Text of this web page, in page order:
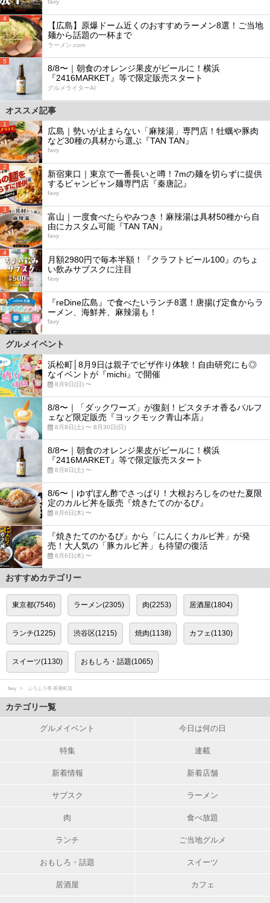
favy
4
【広島】原爆ドーム近くのおすすめラーメン8選！ご当地
麺から話題の一杯まで
ラーメン.com
5
8/8〜｜朝食のオレンジ果皮がビールに！横浜
『2416MARKET』等で限定販売スタート
グルメライターAI
オススメ記事
1
広島｜勢いが止まらない「麻辣湯」専門店！牡蠣や豚肉
など30種の具材から選ぶ『TAN TAN』
favy
2
新宿東口｜東京で一番長いと噂！7mの麺を切らずに提供
するビャンビャン麺専門店『秦唐記』
favy
3
富山｜一度食べたらやみつき！麻辣湯は具材50種から自
由にカスタム可能『TAN TAN』
favy
4
月額2980円で毎本半額！『クラフトビール100』のちょ
い飲みサブスクに注目
favy
5
『reDine広島』で食べたいランチ8選！唐揚げ定食からラ
ーメン、海鮮丼、麻辣湯も！
favy
グルメイベント
浜松町│8月9日は親子でピザ作り体験！自由研究にも◎
なイベントが『michi』で開催
8月9日(日) 〜
8/8〜｜「ダックワーズ」が復刻！ピスタチオ香るパルフ
ェなど限定販売『ヨックモック青山本店』
8月8日(土) 〜 8月30日(日)
8/8〜｜朝食のオレンジ果皮がビールに！横浜
『2416MARKET』等で限定販売スタート
8月8日(土) 〜
8/6〜｜ゆずぽん酢でさっぱり！大根おろしをのせた夏限
定のカルビ丼を販売『焼きたてのかるび』
8月6日(木) 〜
『焼きたてのかるび』から「にんにくカルビ丼」が発
売！大人気の「豚カルビ丼」も待望の復活
8月6日(木) 〜
おすすめカテゴリー
東京都(7546) ラーメン(2305) 肉(2253) 居酒屋(1804)
ランチ(1225) 渋谷区(1215) 焼肉(1138) カフェ(1130)
スイーツ(1130) おもしろ・話題(1065)
favy ふうふう亭 茶屋町店
カテゴリ一覧
グルメイベント 今日は何の日
特集 連載
新着情報 新着店舗
サブスク ラーメン
肉 食べ放題
ランチ ご当地グルメ
おもしろ・話題 スイーツ
居酒屋 カフェ